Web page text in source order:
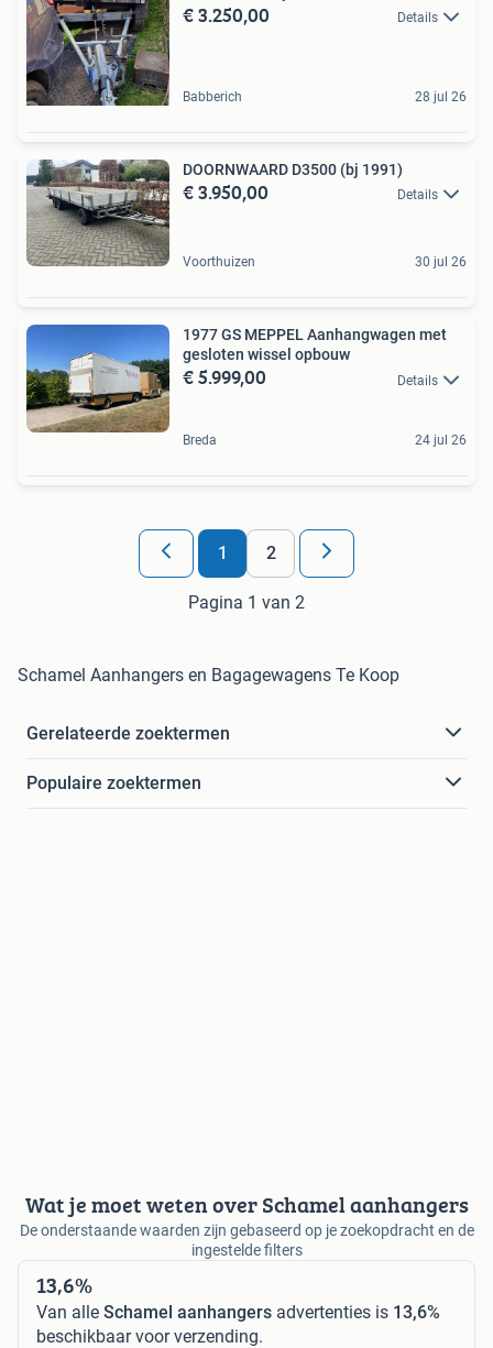
€ 3.250,00 Details
Babberich 28 jul 26
DOORNWAARD D3500 (bj 1991)
€ 3.950,00 Details
Voorthuizen 30 jul 26
1977 GS MEPPEL Aanhangwagen met
gesloten wissel opbouw
€ 5.999,00 Details
Breda 24 jul 26
1 2
Pagina 1 van 2
Schamel Aanhangers en Bagagewagens Te Koop
Gerelateerde zoektermen
Populaire zoektermen
Wat je moet weten over Schamel aanhangers
De onderstaande waarden zijn gebaseerd op je zoekopdracht en de
ingestelde filters
13,6%
Van alle Schamel aanhangers advertenties is 13,6%
beschikbaar voor verzending.